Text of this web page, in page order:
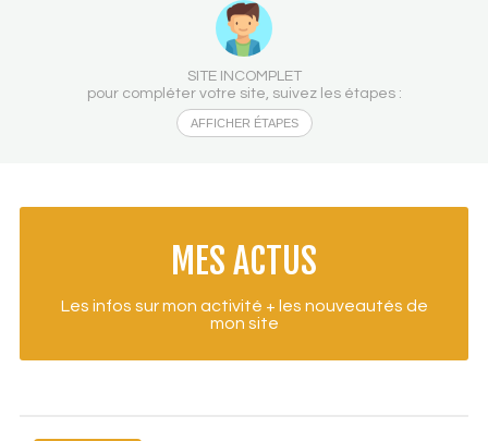
SITE INCOMPLET
pour compléter votre site, suivez les étapes :
AFFICHER ÉTAPES
MES ACTUS
Les infos sur mon activité + les nouveautés de
mon site